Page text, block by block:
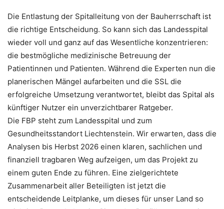
Die Entlastung der Spitalleitung von der Bauherrschaft ist
die richtige Entscheidung. So kann sich das Landesspital
wieder voll und ganz auf das Wesentliche konzentrieren:
die bestmögliche medizinische Betreuung der
Patientinnen und Patienten. Während die Experten nun die
planerischen Mängel aufarbeiten und die SSL die
erfolgreiche Umsetzung verantwortet, bleibt das Spital als
künftiger Nutzer ein unverzichtbarer Ratgeber.
Die FBP steht zum Landesspital und zum
Gesundheitsstandort Liechtenstein. Wir erwarten, dass die
Analysen bis Herbst 2026 einen klaren, sachlichen und
finanziell tragbaren Weg aufzeigen, um das Projekt zu
einem guten Ende zu führen. Eine zielgerichtete
Zusammenarbeit aller Beteiligten ist jetzt die
entscheidende Leitplanke, um dieses für unser Land so